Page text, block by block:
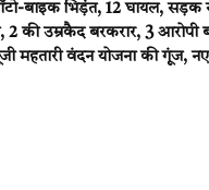
बाइक भिड़ंत, 12 घायल, सड़क
2 की उम्रकैद बरकरार, 3 आरोपी
महतारी वंदन योजना की